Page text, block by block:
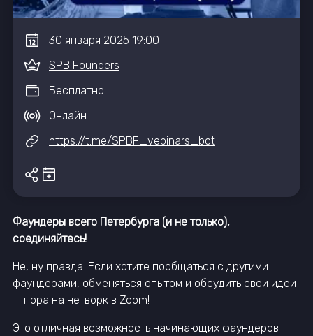
30 января 2025 19:00
SPB Founders
Бесплатно
Онлайн
https://t.me/SPBF_vebinars_bot
Фаундеры всего Петербурга (и не только),
соединяйтесь!
Не, ну правда. Если хотите пообщаться с другими
фаундерами, обменяться опытом и обсудить свои идеи
— пора на нетворк в Zoom!
Это отличная возможность начинающих фаундеров